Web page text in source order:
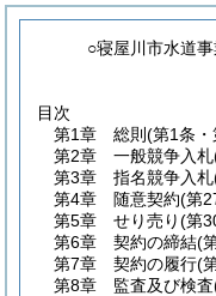
○寝屋川市水道
目次
第1章
総則 (第1条・
第2章
一般競争入札
第3章
指名競争入札
第4章
随意契約(第
第5章
せり売り(第
第6章
契約の締結(
第7章
契約の履行(
第8章
監査及び検査